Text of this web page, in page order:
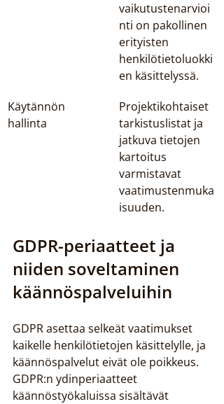
vaikutustenarvioi
nti on pakollinen
erityisten
henkilötietoluokki
en käsittelyssä.
Käytännön
hallinta
Projektikohtaiset
tarkistuslistat ja
jatkuva tietojen
kartoitus
varmistavat
vaatimustenmuka
isuuden.
GDPR-periaatteet ja
niiden soveltaminen
käännöspalveluihin
GDPR asettaa selkeät vaatimukset
kaikelle henkilötietojen käsittelylle, ja
käännöspalvelut eivät ole poikkeus.
GDPR:n ydinperiaatteet
käännöstyökaluissa sisältävät